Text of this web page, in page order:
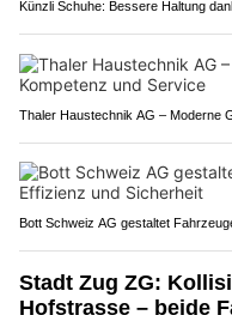
Künzli Schuhe: Bessere Haltung
Thaler Haustechnik AG – Moderne
Bott Schweiz AG gestaltet
Stadt Zug ZG:
Hofstrasse – beide